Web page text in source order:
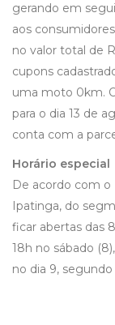
gerando em
aos
no valor total de
cupons
uma moto 0km.
para o dia 13 de
conta com a
Horário especial
De acordo com o
Ipatinga, do
ficar abertas das
18h no sábado
no dia 9,